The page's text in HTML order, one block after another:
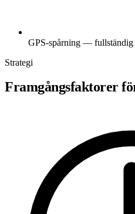
GPS-spårning —
Strategi
Framgångsfaktorer